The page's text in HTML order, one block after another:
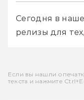
Сегодня в
релизы для
Если вы нашли
текста и нажмите